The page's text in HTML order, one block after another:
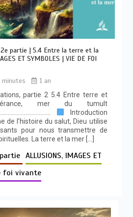
2e partie | 5.4 Entre la terre et la
ET SYMBOLES | VIE DE FOI
minutes
1 an
partie 2 5.4 Entre terre et
mer du tumult
Introduction
de l’histoire du salut, Dieu utilise
pour nous transmettre de
La terre et la mer […]
ALLUSIONS, IMAGES ET
foi vivante